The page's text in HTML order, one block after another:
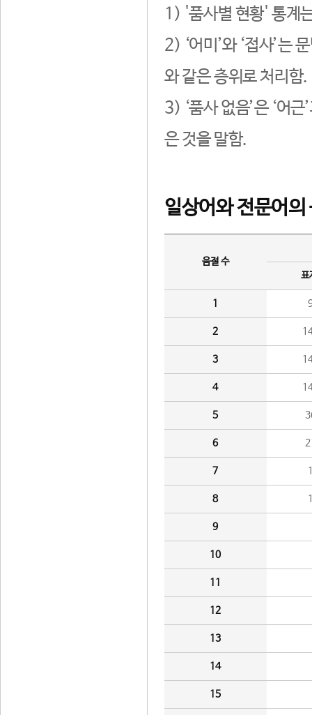
1) '품사별 현황' 통계
2) ‘어미’와 ‘접사’는
와 같은 층위로 처리함.
3) ‘품사 없음’은 ‘어
은 것을 말함.
일상어와 전문어의
음절 수
표
1
2
3
4
5
6
7
8
9
10
11
12
13
14
15